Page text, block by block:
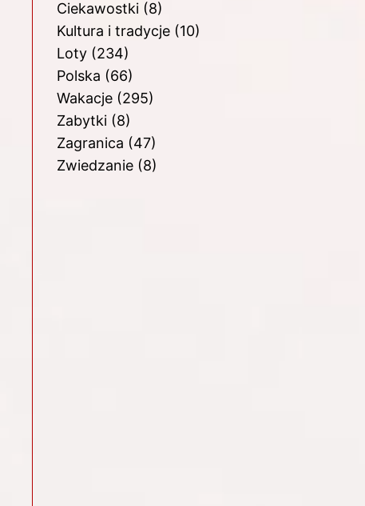
Ciekawostki(8)
Kultura i tradycje(10)
Loty(234)
Polska (66)
Wakacje(295)
Zabytki(8)
Zagranica (47)
Zwiedzanie(8)